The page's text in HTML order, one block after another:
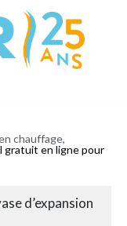
chauffage,
gratuit en ligne pour
d’expansion